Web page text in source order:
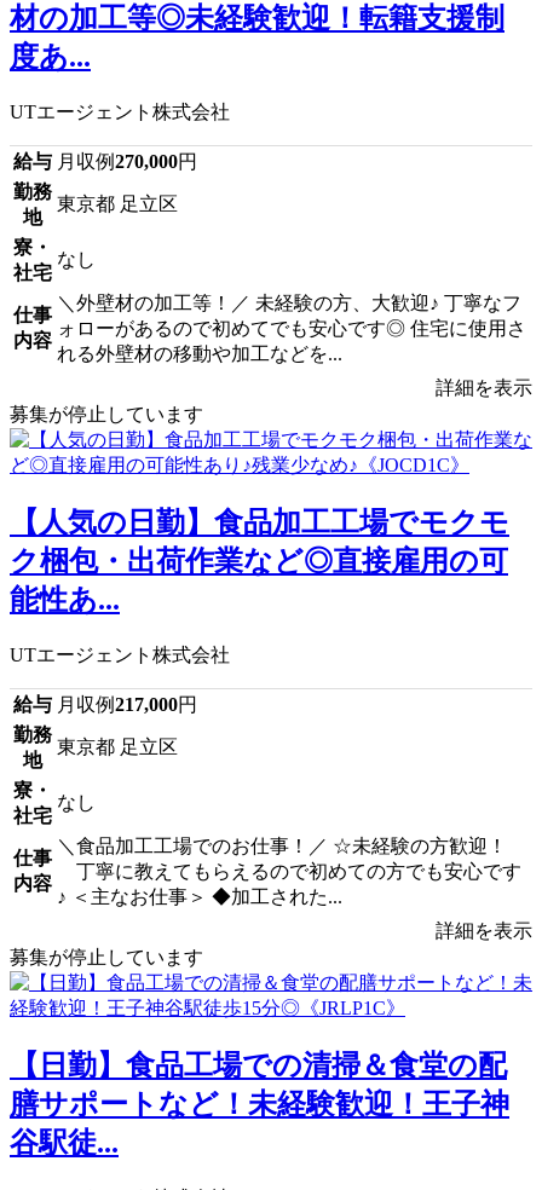
材の加工等◎未経験歓迎！転籍支援制
度あ...
UTエージェント株式会社
給与 月収例270,000円
勤務
地
東京都 足立区
寮・
社宅
なし
仕事
内容
＼外壁材の加工等！／ 未経験の方、大歓迎♪ 丁寧なフ
ォローがあるので初めてでも安心です◎ 住宅に使用さ
れる外壁材の移動や加工などを...
詳細を表示
募集が停止しています
【人気の日勤】食品加工工場でモクモ
ク梱包・出荷作業など◎直接雇用の可
能性あ...
UTエージェント株式会社
給与 月収例217,000円
勤務
地
東京都 足立区
寮・
社宅
なし
仕事
内容
＼食品加工工場でのお仕事！／ ☆未経験の方歓迎！
丁寧に教えてもらえるので初めての方でも安心です
♪ ＜主なお仕事＞ ◆加工された...
詳細を表示
募集が停止しています
【日勤】食品工場での清掃＆食堂の配
膳サポートなど！未経験歓迎！王子神
谷駅徒...